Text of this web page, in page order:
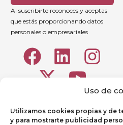
Uso de
Utilizamos cookies propias y de
y para mostrarte publicidad
Al suscribirte reconoces y aceptas
que estás proporcionando datos
personales o empresariales